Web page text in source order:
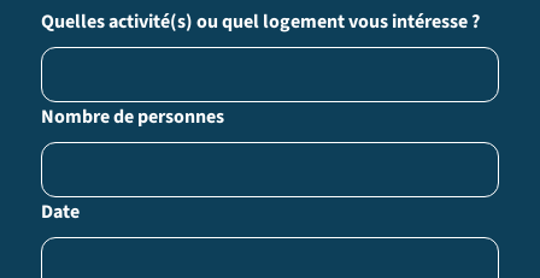
Quelles activité(s) ou quel logement vous intéresse ?
Nombre de personnes
Date